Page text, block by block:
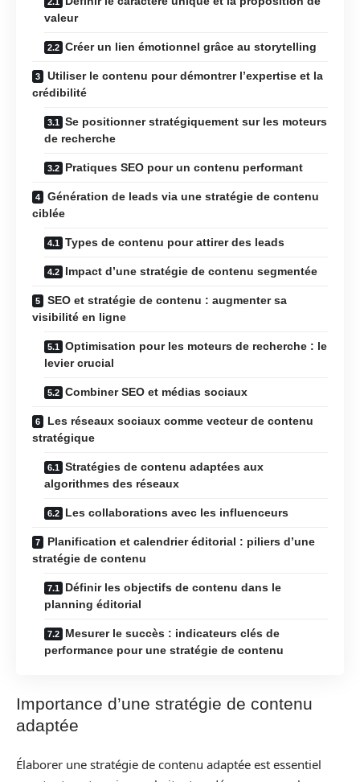
valeur
Créer un lien émotionnel grâce au storytelling
Utiliser le contenu pour démontrer l’expertise et la
crédibilité
Se positionner stratégiquement sur les moteurs
de recherche
Pratiques SEO pour un contenu performant
Génération de leads via une stratégie de contenu
ciblée
Types de contenu pour attirer des leads
Impact d’une stratégie de contenu segmentée
SEO et stratégie de contenu : augmenter sa
visibilité en ligne
Optimisation pour les moteurs de recherche : le
levier crucial
Combiner SEO et médias sociaux
Les réseaux sociaux comme vecteur de contenu
stratégique
Stratégies de contenu adaptées aux
algorithmes des réseaux
Les collaborations avec les influenceurs
Planification et calendrier éditorial : piliers d’une
stratégie de contenu
Définir les objectifs de contenu dans le
planning éditorial
Mesurer le succès : indicateurs clés de
performance pour une stratégie de contenu
Importance d’une stratégie de contenu
adaptée
Élaborer une stratégie de contenu adaptée est essentiel